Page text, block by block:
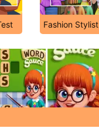
Fashion Stylist